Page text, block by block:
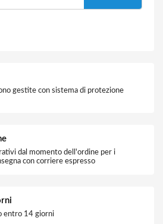
gestite con sistema di protezione
dal momento dell'ordine per i
con corriere espresso
entro 14 giorni